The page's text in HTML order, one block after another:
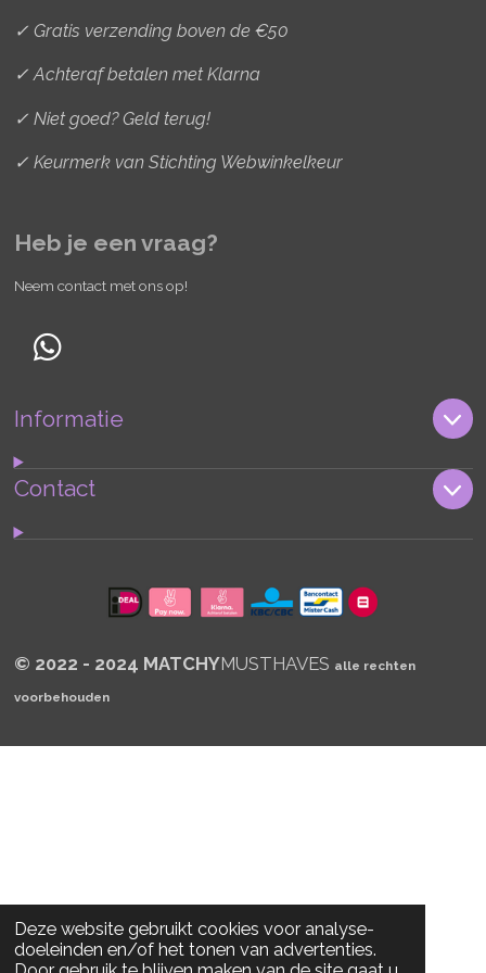
Deze website gebruikt cookies voor analyse-
doeleinden en/of het tonen van advertenties.
✓ Gratis verzending boven de €50
✓ Achteraf betalen met Klarna
✓ Niet goed? Geld terug!
✓ Keurmerk van Stichting Webwinkelkeur
Heb je een vraag?
Neem contact met ons op!
W
a
s
Informatie
Contact
© 2022 - 2024 MATCHYMUSTHAVES alle rechten
voorbehouden